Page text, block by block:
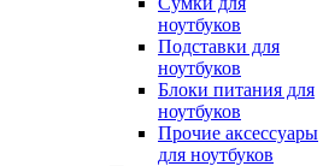
ноутбуков
Подставки для
ноутбуков
Блоки питания для
ноутбуков
Прочие аксессуары
для ноутбуков